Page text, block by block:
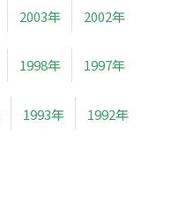
2003年 2002年
1998年 1997年
1993年 1992年